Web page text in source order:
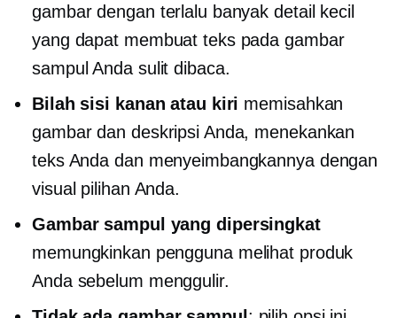
gambar dengan terlalu banyak detail kecil
yang dapat membuat teks pada gambar
sampul Anda sulit dibaca.
Bilah sisi kanan atau kiri memisahkan
gambar dan deskripsi Anda, menekankan
teks Anda dan menyeimbangkannya dengan
visual pilihan Anda.
Gambar sampul yang dipersingkat
memungkinkan pengguna melihat produk
Anda sebelum menggulir.